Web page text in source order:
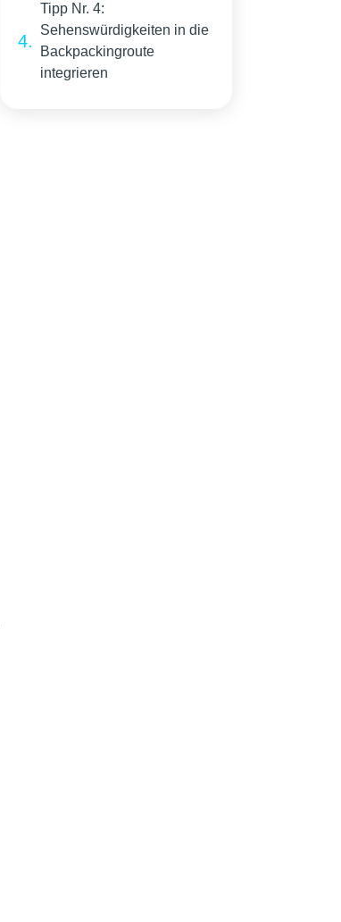
Tipp Nr. 4:
Sehenswürdigkeiten in die
Backpackingroute
integrieren